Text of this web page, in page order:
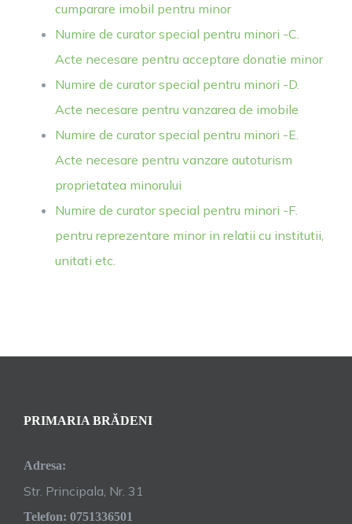
cumparare imobil pentru minor
Numire de curator special pentru minori -C.
Acte necesare pentru acceptare donatie minor
Numire de curator special pentru minori -D.
Acte necesare pentru vanzarea de imobile
Numire de curator special pentru minori -E.
Acte necesare pentru vanzare autoturism
proprietatea minorului
Numire de curator special pentru minori -F.
pentru reprezentare minor in relatii cu institutii,
unitati etc.
PRIMARIA BRĂDENI
Adresa:
Str. Principala, Nr. 31
Telefon: 0751336501